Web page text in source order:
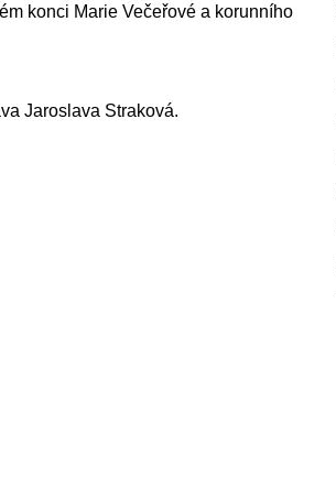
konci Marie Večeřové a korunního
Jaroslava Straková.